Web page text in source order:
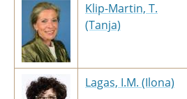
Klip-Martin, T.
(Tanja)
Lagas, I.M. (Ilona)